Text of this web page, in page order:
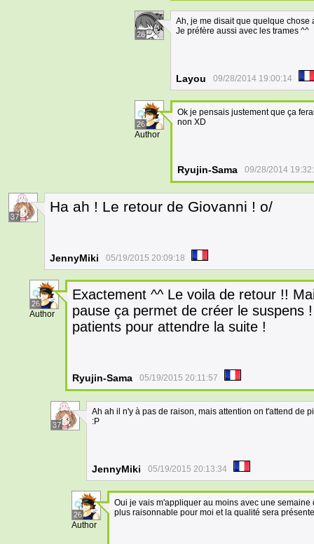
26
Ah, je me disait que quelque chose
Je préfère aussi avec les trames ^^
Layou 09/28/2014 19:00:14
26
Author
Ok je pensais justement que ça
non XD
Ryujin-Sama 09/28/2014
37
Ha ah ! Le retour de Giovanni ! o/
JennyMiki 05/19/2015 20:09:18
26
Author
Exactement ^^ Le voila de retour !!
pause ça permet de créer le suspens
patients pour attendre la suite !
Ryujin-Sama 05/19/2015 20:11:57
37
Ah ah il n'y à pas de raison, mais attention on t'attend de
:P
JennyMiki 05/19/2015 20:13:34
26
Author
Oui je vais m'appliquer au moins avec une
plus raisonnable pour moi et la qualité sera